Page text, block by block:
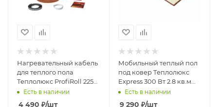
Нагревательный кабель
для теплого пола
Теплолюкс ProfiRoll 225
Вт. 12,5 м
Есть в наличии
4 490 ₽/шт
Мобильный теплый пол
под ковер Теплолюкс
Express 300 Вт 2.8 кв.м
200х140
Есть в наличии
9 290 ₽/шт